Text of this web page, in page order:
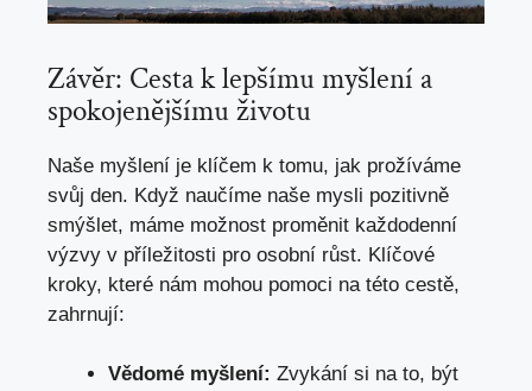
Závěr: Cesta k lepšímu myšlení a
spokojenějšímu životu
Naše myšlení je klíčem k tomu, jak prožíváme
svůj den. Když naučíme naše mysli pozitivně
smýšlet, máme možnost proměnit každodenní
výzvy v příležitosti pro osobní růst. Klíčové
kroky, které nám mohou pomoci na této cestě,
zahrnují:
Vědomé myšlení: Zvykání si na to, být